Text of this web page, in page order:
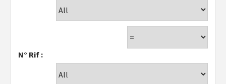
N° Rif :